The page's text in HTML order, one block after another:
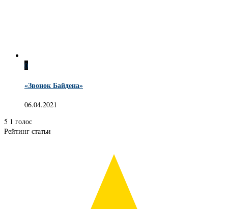
0
«Звонок Байдена»
06.04.2021
5 1 голос
Рейтинг статьи